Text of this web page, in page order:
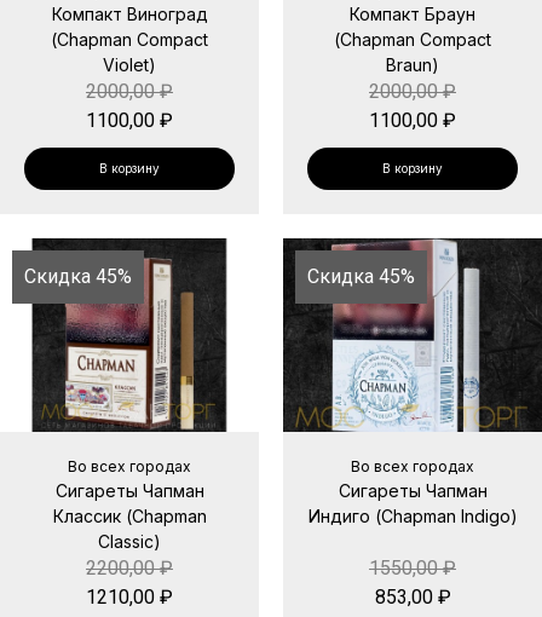
Компакт Виноград
(Chapman Compact
Violet)
2000,00₽
1100,00 ₽
В корзину
Компакт Браун
(Chapman Compact
Braun)
2000,00₽
1100,00 ₽
В корзину
Скидка 45%
Во всех городах
Сигареты Чапман
Классик (Chapman
Classic)
2200,00₽
1210,00 ₽
Скидка 45%
Во всех городах
Сигареты Чапман
Индиго (Chapman Indigo)
1550,00₽
853,00 ₽